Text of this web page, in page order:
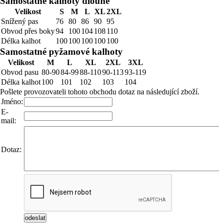
Velikost S M L XL2XL
Snížený pas
76 80 86 90 95
Obvod přes boky94 100104108110
Délka kalhot
100100100100100
Samostatné pyžamové kalhoty
Velikost M L XL 2XL
3XL
Obvod pasu 80-9084-9988-11090-11393-119
Délka kalhot100 101 102 103
104
Pošlete provozovateli tohoto obchodu dotaz na následující zboží.
Jméno:
E-
mail:
Dotaz: